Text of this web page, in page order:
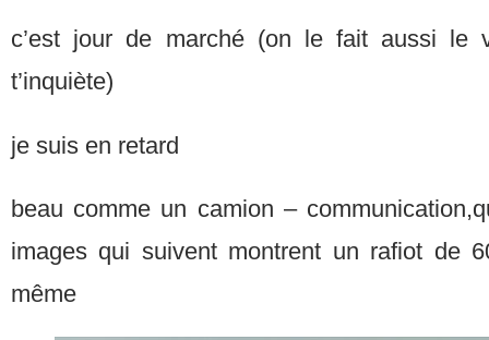
c’est jour de marché (on le fait aussi le
t’inquiète)
je suis en retard
beau comme un camion –
images qui suivent montrent un rafiot de
même